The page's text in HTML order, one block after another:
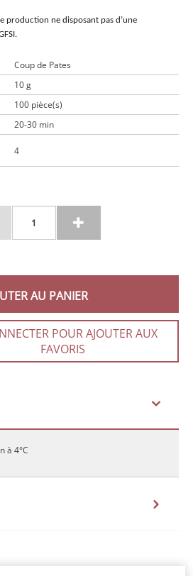
production ne disposant pas d’une
Coup de Pates
10 g
100 pièce(s)
20-30 min
4
AU PANIER
POUR AJOUTER AUX
FAVORIS
à 4°C